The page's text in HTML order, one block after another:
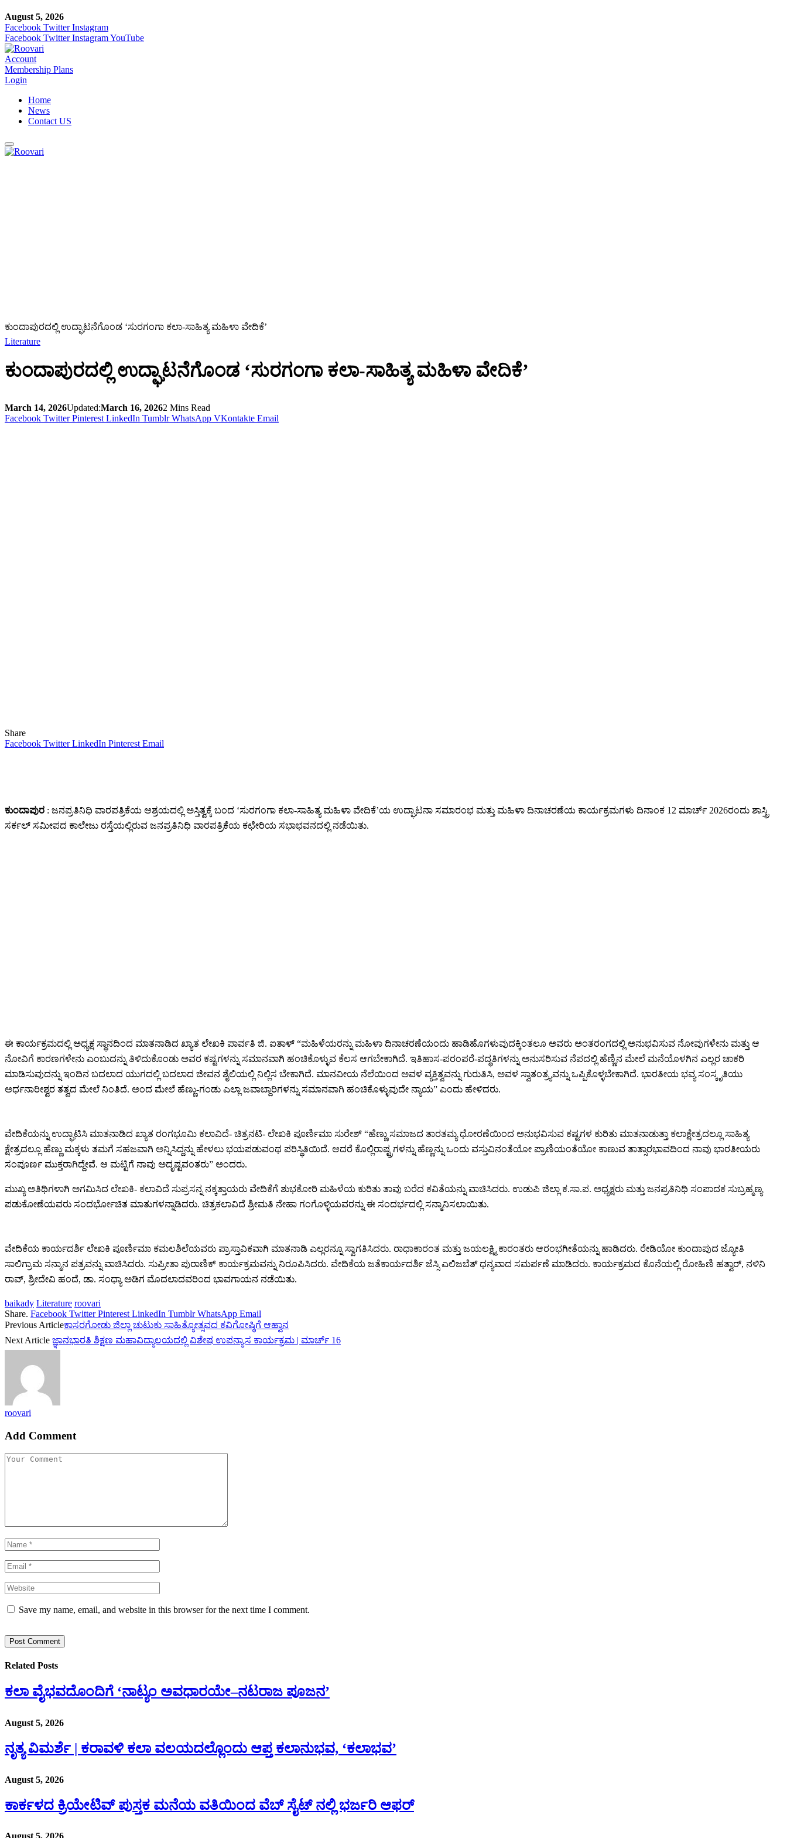
August 5, 2026
Facebook Twitter Instagram
Facebook Twitter InstagramYouTube
Account
Membership Plans
Login
Home
News
Contact US
ಕುಂದಾಪುರದಲ್ಲಿ ಉದ್ಘಾಟನೆಗೊಂಡ ‘ಸುರಗಂಗಾ ಕಲಾ-ಸಾಹಿತ್ಯ ಮಹಿಳಾ ವೇದಿಕೆ’
Literature
ಕುಂದಾಪುರದಲ್ಲಿ ಉದ್ಘಾಟನೆಗೊಂಡ ‘ಸುರಗಂಗಾ ಕಲಾ-ಸಾಹಿತ್ಯ ಮಹಿಳಾ ವೇದಿಕೆ’
March 14, 2026Updated:March 16, 20262 Mins Read
Facebook Twitter Pinterest LinkedIn Tumblr WhatsApp VKontakte Email
Share
Facebook Twitter LinkedIn Pinterest Email
ಕುಂದಾಪುರ : ಜನಪ್ರತಿನಿಧಿ ವಾರಪತ್ರಿಕೆಯ ಆಶ್ರಯದಲ್ಲಿ ಅಸ್ತಿತ್ವಕ್ಕೆ ಬಂದ ‘ಸುರಗಂಗಾ ಕಲಾ-ಸಾಹಿತ್ಯ ಮಹಿಳಾ ವೇದಿಕೆ’ಯ ಉದ್ಘಾಟನಾ ಸಮಾರಂಭ ಮತ್ತು ಮಹಿಳಾ ದಿನಾಚರಣೆಯ ಕಾರ್ಯಕ್ರಮಗಳು ದಿನಾಂಕ 12 ಮಾರ್ಚ್ 2026ರಂದು ಶಾಸ್ತ್ರಿ
ಸರ್ಕಲ್ ಸಮೀಪದ ಕಾಲೇಜು ರಸ್ತೆಯಲ್ಲಿರುವ ಜನಪ್ರತಿನಿಧಿ ವಾರಪತ್ರಿಕೆಯ ಕಛೇರಿಯ ಸಭಾಭವನದಲ್ಲಿ ನಡೆಯಿತು.
ಈ ಕಾರ್ಯಕ್ರಮದಲ್ಲಿ ಅಧ್ಯಕ್ಷ ಸ್ಥಾನದಿಂದ ಮಾತನಾಡಿದ ಖ್ಯಾತ ಲೇಖಕಿ ಪಾರ್ವತಿ ಜಿ. ಐತಾಳ್ “ಮಹಿಳೆಯರನ್ನು ಮಹಿಳಾ ದಿನಾಚರಣೆಯಂದು ಹಾಡಿಹೊಗಳುವುದಕ್ಕಿಂತಲೂ ಅವರು ಅಂತರಂಗದಲ್ಲಿ ಅನುಭವಿಸುವ ನೋವುಗಳೇನು ಮತ್ತು ಆ
ನೋವಿಗೆ ಕಾರಣಗಳೇನು ಎಂಬುದನ್ನು ತಿಳಿದುಕೊಂಡು ಅವರ ಕಷ್ಟಗಳನ್ನು ಸಮಾನವಾಗಿ ಹಂಚಿಕೊಳ್ಳುವ ಕೆಲಸ ಆಗಬೇಕಾಗಿದೆ. ಇತಿಹಾಸ-ಪರಂಪರೆ-ಪದ್ಧತಿಗಳನ್ನು ಅನುಸರಿಸುವ ನೆಪದಲ್ಲಿ ಹೆಣ್ಣಿನ ಮೇಲೆ ಮನೆಯೊಳಗಿನ ಎಲ್ಲರ ಚಾಕರಿ
ಮಾಡಿಸುವುದನ್ನು ಇಂದಿನ ಬದಲಾದ ಯುಗದಲ್ಲಿ ಬದಲಾದ ಜೀವನ ಶೈಲಿಯಲ್ಲಿ ನಿಲ್ಲಿಸ ಬೇಕಾಗಿದೆ. ಮಾನವೀಯ ನೆಲೆಯಿಂದ ಅವಳ ವ್ಯಕ್ತಿತ್ವವನ್ನು ಗುರುತಿಸಿ, ಅವಳ ಸ್ವಾತಂತ್ರ್ಯವನ್ನು ಒಪ್ಪಿಕೊಳ್ಳಬೇಕಾಗಿದೆ.‌ ಭಾರತೀಯ ಭವ್ಯ ಸಂಸ್ಕೃತಿಯು
ಅರ್ಧನಾರೀಶ್ವರ ತತ್ವದ ಮೇಲೆ ನಿಂತಿದೆ. ಅಂದ ಮೇಲೆ ಹೆಣ್ಣು-ಗಂಡು ಎಲ್ಲಾ ಜವಾಬ್ದಾರಿಗಳನ್ನು ಸಮಾನವಾಗಿ ಹಂಚಿಕೊಳ್ಳುವುದೇ ನ್ಯಾಯ” ಎಂದು ಹೇಳಿದರು.
ವೇದಿಕೆಯನ್ನು ಉದ್ಘಾಟಿಸಿ ಮಾತನಾಡಿದ ಖ್ಯಾತ ರಂಗಭೂಮಿ ಕಲಾವಿದೆ- ಚಿತ್ರನಟಿ- ಲೇಖಕಿ ಪೂರ್ಣಿಮಾ ಸುರೇಶ್ “ಹೆಣ್ಣು ಸಮಾಜದ ತಾರತಮ್ಯ ಧೋರಣೆಯಿಂದ ಅನುಭವಿಸುವ ಕಷ್ಟಗಳ ಕುರಿತು ಮಾತನಾಡುತ್ತಾ ಕಲಾಕ್ಷೇತ್ರದಲ್ಲೂ ಸಾಹಿತ್ಯ
ಕ್ಷೇತ್ರದಲ್ಲೂ ಹೆಣ್ಣು ಮಕ್ಕಳು ತಮಗೆ ಸಹಜವಾಗಿ ಅನ್ನಿಸಿದ್ದನ್ನು ಹೇಳಲು ಭಯಪಡುವಂಥ ಪರಿಸ್ಥಿತಿಯಿದೆ. ಆದರೆ ಕೊಲ್ಲಿರಾಷ್ಟ್ರಗಳನ್ನು ಹೆಣ್ಣನ್ನು ಒಂದು ವಸ್ತುವಿನಂತೆಯೋ ಪ್ರಾಣಿಯಂತೆಯೋ ಕಾಣುವ ತಾತ್ಸಾರಭಾವದಿಂದ ನಾವು ಭಾರತೀಯರು
ಸಂಪೂರ್ಣ ಮುಕ್ತರಾಗಿದ್ದೇವೆ. ಆ ಮಟ್ಟಿಗೆ ನಾವು ಅದೃಷ್ಟವಂತರು” ಅಂದರು.
ಮುಖ್ಯ ಅತಿಥಿಗಳಾಗಿ ಅಗಮಿಸಿದ ಲೇಖಕಿ- ಕಲಾವಿದೆ ಸುಪ್ರಸನ್ನ ನಕ್ಕತ್ತಾಯರು ವೇದಿಕೆಗೆ ಶುಭಕೋರಿ ಮಹಿಳೆಯ ಕುರಿತು ತಾವು ಬರೆದ ಕವಿತೆಯನ್ನು ವಾಚಿಸಿದರು. ಉಡುಪಿ ಜಿಲ್ಲಾ ಕ.ಸಾ.ಪ. ಅಧ್ಯಕ್ಷರು ಮತ್ತು ಜನಪ್ರತಿನಿಧಿ ಸಂಪಾದಕ ಸುಬ್ರಹ್ಮಣ್ಯ
ಪಡುಕೋಣೆಯವರು ಸಂದರ್ಭೋಚಿತ ಮಾತುಗಳನ್ನಾಡಿದರು.‌ ಚಿತ್ರಕಲಾವಿದೆ ಶ್ರೀಮತಿ ನೇಹಾ ಗಂಗೊಳ್ಳಿಯವರನ್ನು ಈ ಸಂದರ್ಭದಲ್ಲಿ ಸನ್ಮಾನಿಸಲಾಯಿತು.
ವೇದಿಕೆಯ ಕಾರ್ಯದರ್ಶಿ ಲೇಖಕಿ ಪೂರ್ಣಿಮಾ ಕಮಲಶಿಲೆಯವರು ಪ್ರಾಸ್ತಾವಿಕವಾಗಿ ಮಾತನಾಡಿ ಎಲ್ಲರನ್ನೂ ಸ್ವಾಗತಿಸಿದರು. ರಾಧಾಕಾರಂತ ಮತ್ತು ಜಯಲಕ್ಷ್ಮಿ ಕಾರಂತರು ಆರಂಭಗೀತೆಯನ್ನು ಹಾಡಿದರು. ರೇಡಿಯೋ ಕುಂದಾಪುದ ಜ್ಯೋತಿ
ಸಾಲಿಗ್ರಾಮ ಸನ್ಮಾನ ಪತ್ರವನ್ನು ವಾಚಿಸಿದರು. ಸುಪ್ರೀತಾ ಪುರಾಣಿಕ್ ಕಾರ್ಯಕ್ರಮವನ್ನು ನಿರೂಪಿಸಿದರು. ವೇದಿಕೆಯ ಜತೆಕಾರ್ಯದರ್ಶಿ ಜೆಸ್ಸಿ ಎಲಿಜಬೆತ್ ಧನ್ಯವಾದ ಸಮರ್ಪಣೆ ಮಾಡಿದರು. ಕಾರ್ಯಕ್ರಮದ ಕೊನೆಯಲ್ಲಿ ರೋಹಿಣಿ ಹತ್ವಾರ್, ನಳಿನಿ
ರಾವ್, ಶ್ರೀದೇವಿ ಹಂದೆ, ಡಾ. ಸಂಧ್ಯಾ ಅಡಿಗ ಮೊದಲಾದವರಿಂದ ಭಾವಗಾಯನ ನಡೆಯಿತು.
baikady Literature roovari
Share. Facebook Twitter Pinterest LinkedIn Tumblr WhatsApp Email
Previous Articleಕಾಸರಗೋಡು ಜಿಲ್ಲಾ ಚುಟುಕು ಸಾಹಿತ್ಯೋತ್ಸವದ ಕವಿಗೋಷ್ಠಿಗೆ ಆಹ್ವಾನ
Next Article ಜ್ಞಾನಭಾರತಿ ಶಿಕ್ಷಣ ಮಹಾವಿದ್ಯಾಲಯದಲ್ಲಿ ವಿಶೇಷ ಉಪನ್ಯಾಸ ಕಾರ್ಯಕ್ರಮ | ಮಾರ್ಚ್ 16
roovari
Add Comment
Save my name, email, and website in this browser for the next time I comment.
Related Posts
ಕಲಾ ವೈಭವದೊಂದಿಗೆ ‘ನಾಟ್ಯಂ ಅವಧಾರಯೇ–ನಟರಾಜ ಪೂಜನ’
August 5, 2026
ನೃತ್ಯ ವಿಮರ್ಶೆ | ಕರಾವಳಿ ಕಲಾ ವಲಯದಲ್ಲೊಂದು ಆಪ್ತ ಕಲಾನುಭವ, ‘ಕಲಾಭವ’
August 5, 2026
ಕಾರ್ಕಳದ ಕ್ರಿಯೇಟಿವ್ ಪುಸ್ತಕ ಮನೆಯ ವತಿಯಿಂದ ವೆಬ್ ಸೈಟ್ ನಲ್ಲಿ ಭರ್ಜರಿ ಆಫರ್